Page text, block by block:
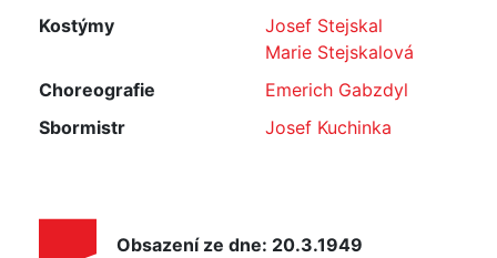
Kostýmy
Josef Stejskal
Marie Stejskalová
Choreografie
Emerich Gabzdyl
Sbormistr
Josef Kuchinka
Obsazení ze dne: 20.3.1949